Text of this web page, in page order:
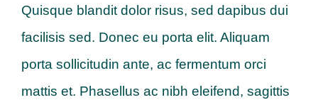
Contacto
Quisque blandit dolor risus, sed dapibus dui
facilisis sed. Donec eu porta elit. Aliquam
porta sollicitudin ante, ac fermentum orci
mattis et. Phasellus ac nibh eleifend, sagittis